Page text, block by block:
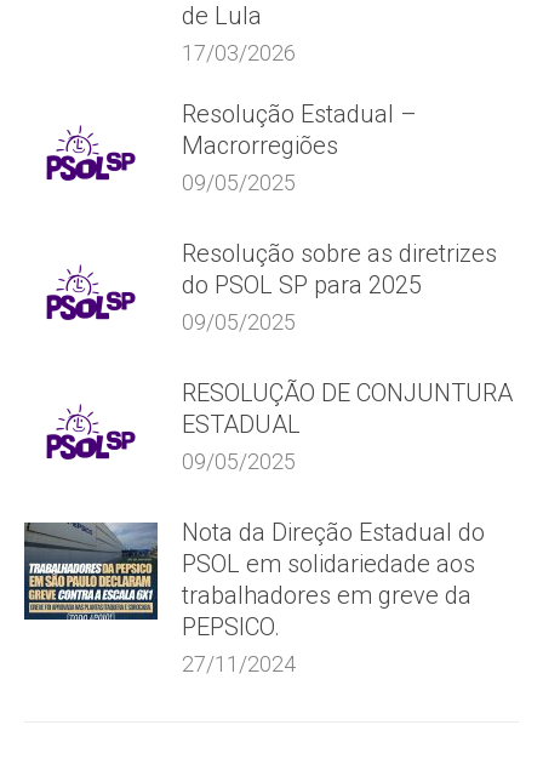
de Lula
17/03/2026
Resolução Estadual –
Macrorregiões
09/05/2025
Resolução sobre as diretrizes
do PSOL SP para 2025
09/05/2025
RESOLUÇÃO DE CONJUNTURA
ESTADUAL
09/05/2025
Nota da Direção Estadual do
PSOL em solidariedade aos
trabalhadores em greve da
PEPSICO.
27/11/2024